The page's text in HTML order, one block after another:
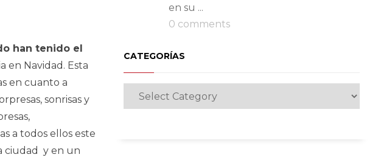
han tenido el
en Navidad. Esta
en cuanto a
sonrisas y
a todos ellos este
ciudad y en un
en su ...
0 comments
CATEGORÍAS